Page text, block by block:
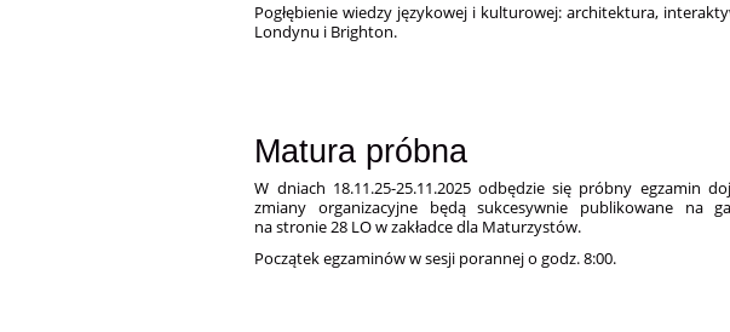
Pogłębienie wiedzy językowej i kulturowej: architektura,
Londynu i Brighton.
Matura próbna
W dniach 18.11.25-25.11.2025 odbędzie się próbny egzamin
zmiany organizacyjne będą sukcesywnie publikowane na
na stronie 28 LO w zakładce dla Maturzystów.
Początek egzaminów w sesji porannej o godz. 8:00.